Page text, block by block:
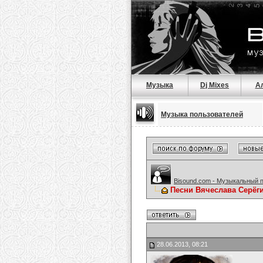
Музыка Dj Mixes
Музыка пользователей
Bisound.com - Музыкальный
Песни Вячеслава
28.06.2013, 08:21